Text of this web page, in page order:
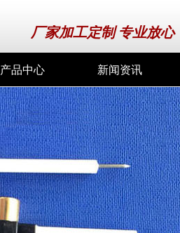
产品中心 新闻资讯
厂家加工定制 专业放心